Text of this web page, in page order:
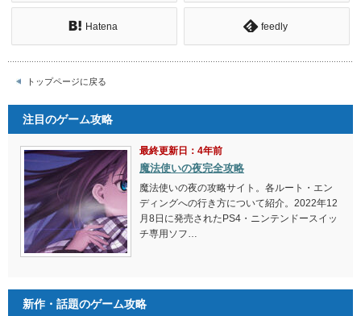
Hatena feedly
トップページに戻る
注目のゲーム攻略
最終更新日：4年前
魔法使いの夜完全攻略
魔法使いの夜の攻略サイト。各ルート・エン
ディングへの行き方について紹介。2022年12
月8日に発売されたPS4・ニンテンドースイッ
チ専用ソフ…
新作・話題のゲーム攻略